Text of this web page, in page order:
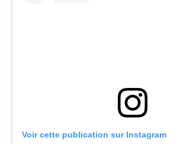
Voir cette publication sur Instagram